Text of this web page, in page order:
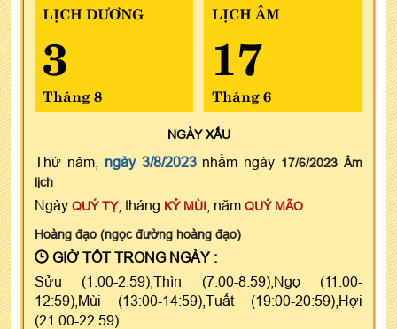
LỊCH DƯƠNG
3
Tháng 8
LỊCH ÂM
17
Tháng 6
NGÀYXẤU
Thứ năm, ngày 3/8/2023nhằm ngày 17/6/2023 Âm
lịch
Ngày QUÝ TỴ, tháng KỶ MÙI , năm QUÝ MÃO
Hoàng đạo (ngọc đường hoàng đạo)
GIỜ TỐT TRONG NGÀY :
Sửu (1:00-2:59),Thìn (7:00-8:59),Ngọ (11:00-
12:59),Mùi (13:00-14:59),Tuất (19:00-20:59),Hợi
(21:00-22:59)